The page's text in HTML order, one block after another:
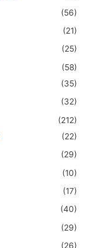
(56)
(21)
(25)
(58)
(35)
(32)
(212)
(22)
(29)
(10)
(17)
(40)
(29)
(26)